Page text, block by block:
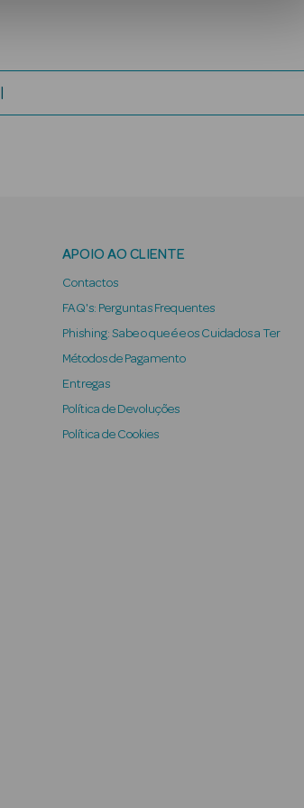
APOIO AO CLIENTE
Contactos
FAQ's: Perguntas Frequentes
Phishing: Sabe o que é e os Cuidados a Ter
Métodos de Pagamento
Entregas
Política de Devoluções
Política de Cookies